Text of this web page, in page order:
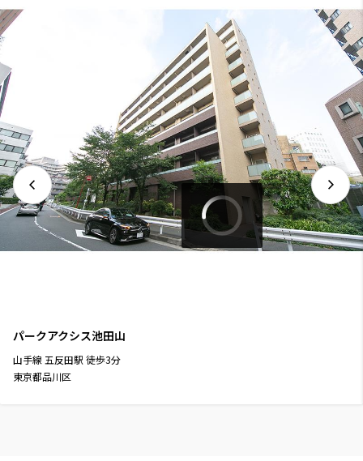
パークアクシス池田山
山手線 五反田駅 徒歩3分
東京都品川区